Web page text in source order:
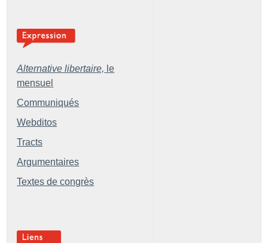
Alternative libertaire, le
mensuel
Communiqués
Webditos
Tracts
Argumentaires
Textes de congrès